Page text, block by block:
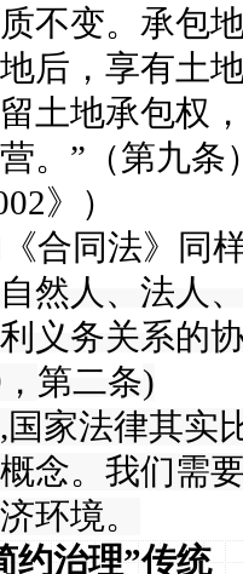
不变。承包
后，享有土
土地承包权
。”（第九
》）
合同法》同
然人、法人
义务关系的
第二条)
,国家法律其实
念。我们需
环境。
约治理”传统